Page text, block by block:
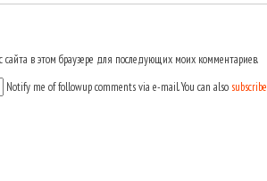
в этом браузере для последующих моих комментариев.
Notify me of followup comments via e-mail. You can also subscribe